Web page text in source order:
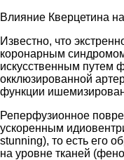
Влияние Кверцетина
Известно, что
коронарным
искусственным путем
окклюзированной
функции
Реперфузионное
ускоренным
stunning), то есть его
на уровне тканей